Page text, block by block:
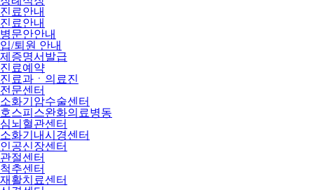
진료안내
진료안내
병문안안내
입/퇴원 안내
제증명서발급
진료예약
진료과ㆍ의료진
전문센터
소화기암수술센터
호스피스완화의료병동
심뇌혈관센터
소화기내시경센터
인공신장센터
관절센터
척추센터
재활치료센터